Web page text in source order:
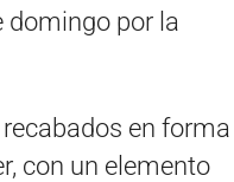
domingo por la
en forma
con un elemento